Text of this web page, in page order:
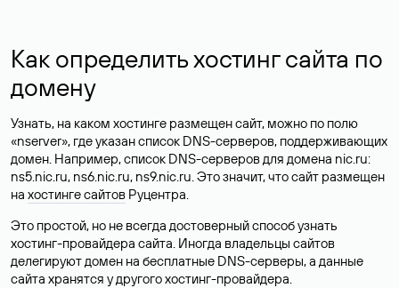
Как определить хостинг сайта по
домену
Узнать, на каком хостинге размещен сайт, можно по полю
«nserver», где указан список DNS-серверов, поддерживающих
домен. Например, список DNS-серверов для домена nic.ru:
ns5.nic.ru, ns6.nic.ru, ns9.nic.ru. Это значит, что сайт размещен
на хостинге сайтов Руцентра.
Это простой, но не всегда достоверный способ узнать
хостинг-провайдера сайта. Иногда владельцы сайтов
делегируют домен на бесплатные DNS-серверы, а данные
сайта хранятся у другого хостинг-провайдера.